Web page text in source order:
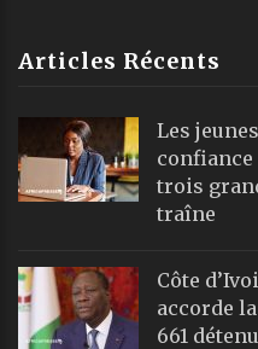
Articles Récents
Les
confiance
trois
traîne
Côte
accorde
661